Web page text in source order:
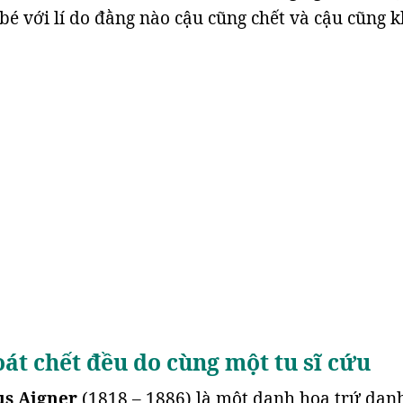
với lí do đằng nào cậu cũng chết và cậu cũng
chết đều do cùng một tu sĩ cứu